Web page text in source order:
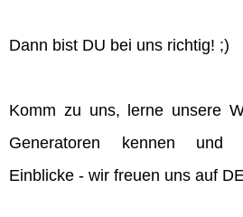
Dann bist DU bei uns richtig! ;)
Komm zu uns, lerne unsere
Generatoren kennen und
Einblicke - wir freuen uns auf